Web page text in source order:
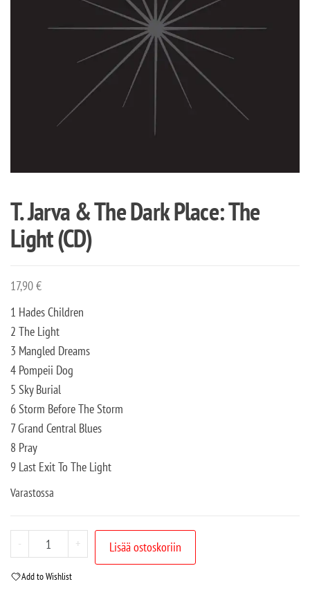
T. Jarva & The Dark Place: The
Light (CD)
17,90€
1 Hades Children
2 The Light
3 Mangled Dreams
4 Pompeii Dog
5 Sky Burial
6 Storm Before The Storm
7 Grand Central Blues
8 Pray
9 Last Exit To The Light
Varastossa
- + Lisää ostoskoriin
Add to Wishlist